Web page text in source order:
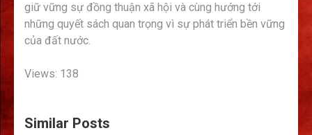
giữ vững sự đồng thuận xã hội và cùng hướng tới
những quyết sách quan trọng vì sự phát triển bền vững
của đất nước.
Views: 138
Similar Posts